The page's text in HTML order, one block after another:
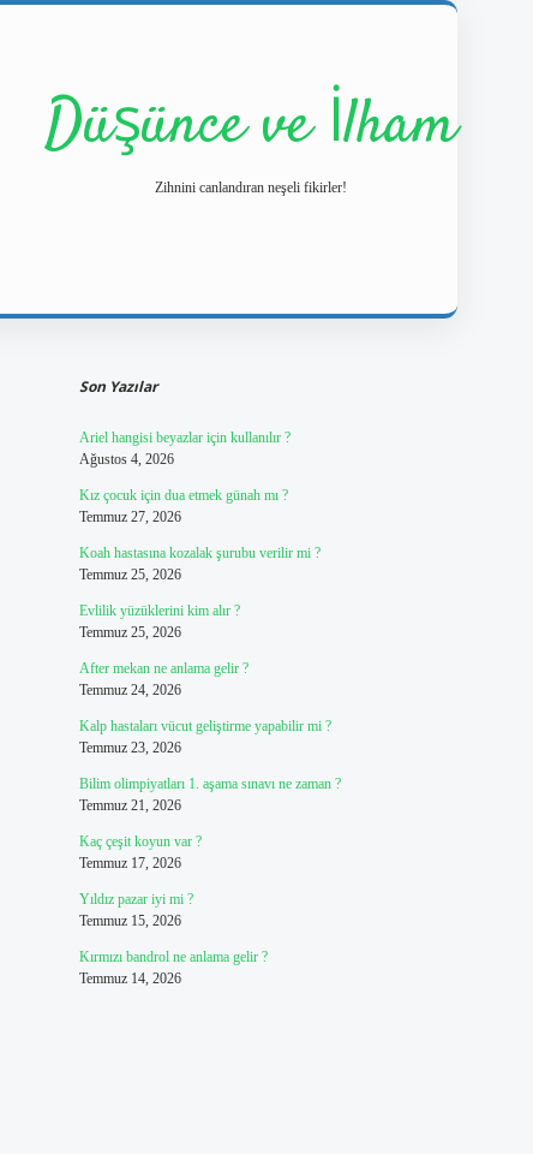
Düşünce ve İlham
Zihnini canlandıran neşeli fikirler!
Son Yazılar
Ariel hangisi beyazlar için kullanılır ?
Ağustos 4, 2026
Kız çocuk için dua etmek günah mı ?
Temmuz 27, 2026
Koah hastasına kozalak şurubu verilir mi ?
Temmuz 25, 2026
Evlilik yüzüklerini kim alır ?
Temmuz 25, 2026
After mekan ne anlama gelir ?
Temmuz 24, 2026
Kalp hastaları vücut geliştirme yapabilir mi ?
Temmuz 23, 2026
Bilim olimpiyatları 1. aşama sınavı ne zaman ?
Temmuz 21, 2026
Kaç çeşit koyun var ?
Temmuz 17, 2026
Yıldız pazar iyi mi ?
Temmuz 15, 2026
Kırmızı bandrol ne anlama gelir ?
Temmuz 14, 2026